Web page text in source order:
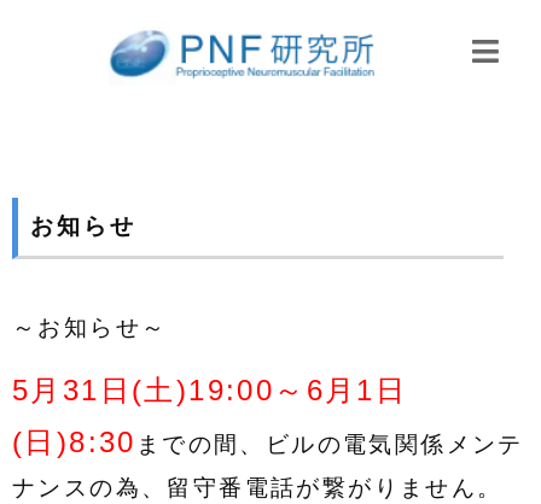
お知らせ
～お知らせ～
5月31日(土)19:00～6月1日
(日)8:30 までの間、ビルの電気関係メンテ
ナンスの為、留守番電話が繋がりません。